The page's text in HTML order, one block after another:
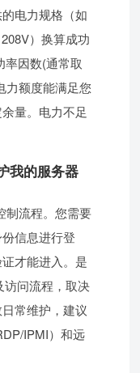
电力规格（如
）换算成功
率因数(通常取
力额度能满足您
量。电力不足
我的服务器
制流程。您需要
信息进行登
才能进入。是
访问流程，取决
常维护，建议
IPMI）和远